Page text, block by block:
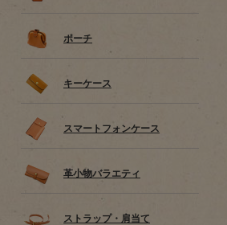
ポーチ
キーケース
スマートフォンケース
革小物バラエティ
ストラップ・肩当て